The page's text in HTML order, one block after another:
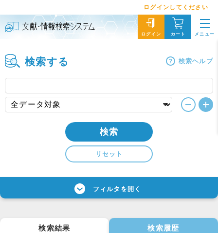
ログインしてください
ログイン カート メニュー
検索する 検索ヘルプ
検索
リセット
フィルタを開く
検索結果 検索履歴